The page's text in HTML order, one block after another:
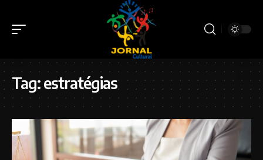
Tag:estratégias